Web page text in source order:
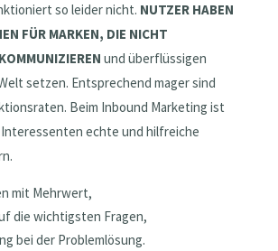
so leider nicht. NUTZER HABEN
FÜR MARKEN, DIE NICHT
und überflüssigen
setzen. Entsprechend mager sind
Beim Inbound Marketing ist
echte und hilfreiche
mit Mehrwert,
die wichtigsten Fragen,
bei der Problemlösung.